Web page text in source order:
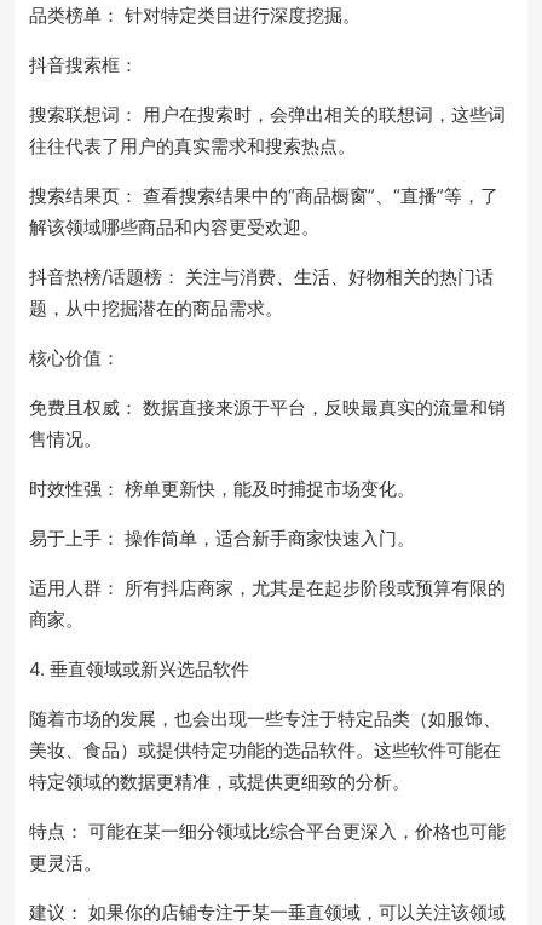
品类榜单： 针对特定类目进行深度挖掘。
抖音搜索框：
搜索联想词： 用户在搜索时，会弹出相关的联想词，这些词
往往代表了用户的真实需求和搜索热点。
搜索结果页： 查看搜索结果中的“商品橱窗”、“直播”等，了
解该领域哪些商品和内容更受欢迎。
抖音热榜/话题榜： 关注与消费、生活、好物相关的热门话
题，从中挖掘潜在的商品需求。
核心价值：
免费且权威： 数据直接来源于平台，反映最真实的流量和销
售情况。
时效性强： 榜单更新快，能及时捕捉市场变化。
易于上手： 操作简单，适合新手商家快速入门。
适用人群： 所有抖店商家，尤其是在起步阶段或预算有限的
商家。
4. 垂直领域或新兴选品软件
随着市场的发展，也会出现一些专注于特定品类（如服饰、
美妆、食品）或提供特定功能的选品软件。这些软件可能在
特定领域的数据更精准，或提供更细致的分析。
特点： 可能在某一细分领域比综合平台更深入，价格也可能
更灵活。
建议： 如果你的店铺专注于某一垂直领域，可以关注该领域